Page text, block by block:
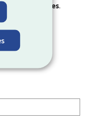
sont obligatoires.
? *